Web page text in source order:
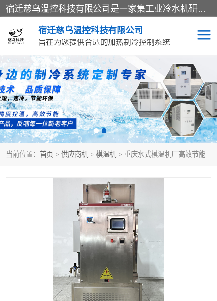
宿迁慈乌温控科技有限公司是一家集工业冷水机研发、制造、营销、服务于一体的技术生产型企业，经营范围包括：冷水机、螺杆式冷水机组、工业冷水机、水冷式冷水机、风冷式冷水机组、风冷螺杆式冷冻机组、冷冻机、注塑专用冷水机、混泥土专用冷水机、低温防爆冷水机组等。专业温控设备供应商 模温机/冷水机/导热油炉定制服务等
宿迁慈乌温控科技有限公司
旨在为您提供合适的加热制冷控制系统
当前位置： 首页 > 供应商机 > 模温机 > 重庆水式模温机厂高效节能
冷水机 模温机
导热油加热器